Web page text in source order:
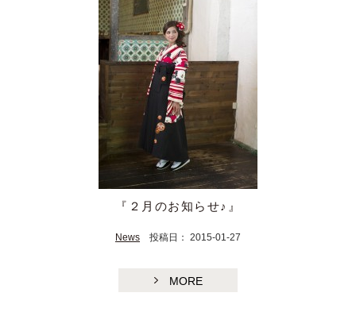
『２月のお知らせ♪』
News 投稿日： 2015-01-27
MORE